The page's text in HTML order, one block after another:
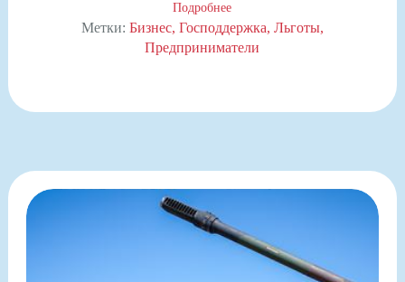
Подробнее
Метки: Бизнес Господдержка Льготы
Предприниматели